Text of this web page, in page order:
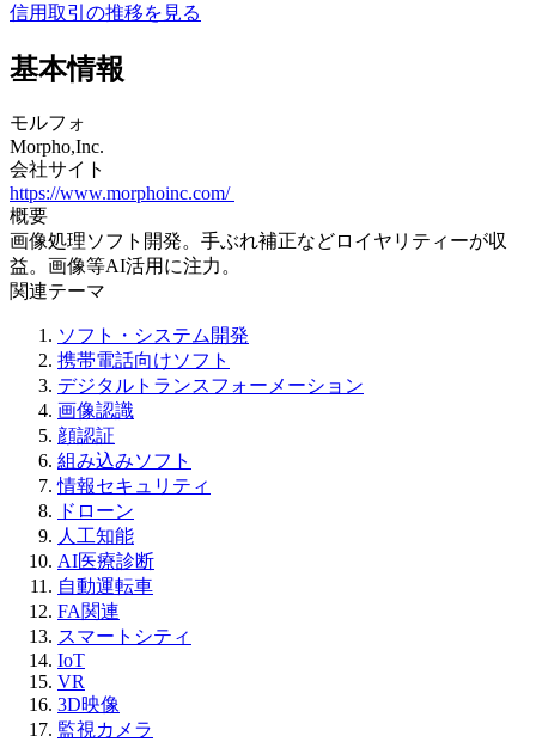
信用取引の推移を見る
基本情報
モルフォ
Morpho,Inc.
会社サイト
https://www.morphoinc.com/
概要
画像処理ソフト開発。手ぶれ補正などロイヤリティーが収
益。画像等AI活用に注力。
関連テーマ
ソフト・システム開発
携帯電話向けソフト
デジタルトランスフォーメーション
画像認識
顔認証
組み込みソフト
情報セキュリティ
ドローン
人工知能
AI医療診断
自動運転車
FA関連
スマートシティ
IoT
VR
3D映像
監視カメラ